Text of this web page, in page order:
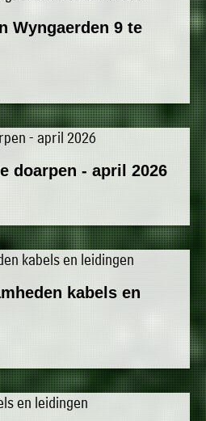
Wyngaerden 9 te
doarpen - april 2026
kabels en